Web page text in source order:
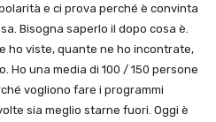
e ci prova perché è convinta
Bisogna saperlo il dopo cosa è.
ho viste, quante ne ho incontrate,
Ho una media di 100 / 150 persone
vogliono fare i programmi
sia meglio starne fuori. Oggi è